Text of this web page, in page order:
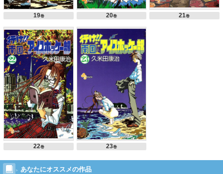
19巻 20巻 21巻
22巻 23巻
あなたにオススメの作品